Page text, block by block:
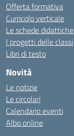
Offerta formativa
Curricolo verticale
Le schede didattiche
I progetti delle classi
Libri di testo
Novità
Le notizie
Le circolari
Calendario eventi
Albo online